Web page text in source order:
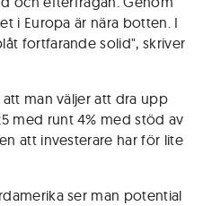
i Europa är nära botten. I
fortfarande solid", skriver
att man väljer att dra upp
med runt 4% med stöd av
att investerare har för lite
ser man potential